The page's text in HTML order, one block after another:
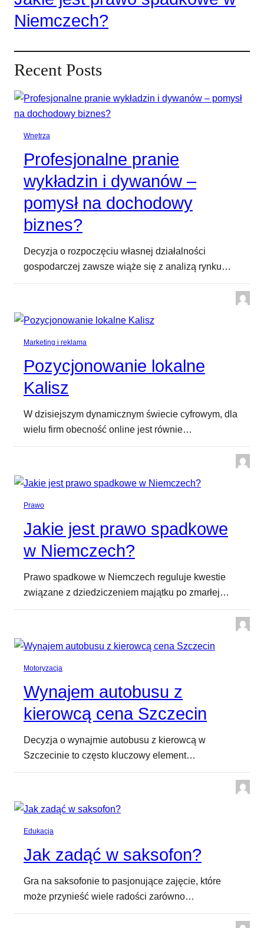
Niemczech?
Recent Posts
Wnętrza
Profesjonalne pranie
wykładzin i dywanów –
pomysł na dochodowy
biznes?
Decyzja o rozpoczęciu własnej działalności
gospodarczej zawsze wiąże się z analizą rynku…
Marketing i reklama
Pozycjonowanie lokalne
Kalisz
W dzisiejszym dynamicznym świecie cyfrowym, dla
wielu firm obecność online jest równie…
Prawo
Jakie jest prawo spadkowe
w Niemczech?
Prawo spadkowe w Niemczech reguluje kwestie
związane z dziedziczeniem majątku po zmarłej…
Motoryzacja
Wynajem autobusu z
kierowcą cena Szczecin
Decyzja o wynajmie autobusu z kierowcą w
Szczecinie to często kluczowy element…
Edukacja
Jak zadąć w saksofon?
Gra na saksofonie to pasjonujące zajęcie, które
może przynieść wiele radości zarówno…